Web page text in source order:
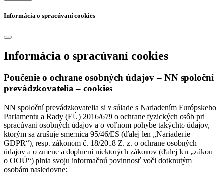
Informácia o spracúvaní cookies
Informácia o spracúvaní cookies
Poučenie o ochrane osobných údajov – NN spoloční
prevádzkovatelia – cookies
NN spoloční prevádzkovatelia si v súlade s Nariadením Európskeho
Parlamentu a Rady (EÚ) 2016/679 o ochrane fyzických osôb pri
spracúvaní osobných údajov a o voľnom pohybe takýchto údajov,
ktorým sa zrušuje smernica 95/46/ES (ďalej len „Nariadenie
GDPR“), resp. zákonom č. 18/2018 Z. z. o ochrane osobných
údajov a o zmene a doplnení niektorých zákonov (ďalej len „zákon
o OOÚ“) plnia svoju informačnú povinnosť voči dotknutým
osobám nasledovne: